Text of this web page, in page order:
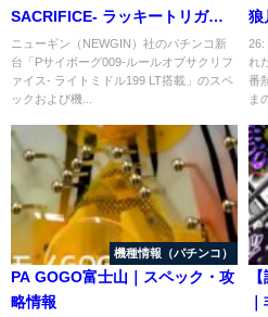
SACRIFICE- ラッキートリガー
搭載199Ver.｜スペック・攻略情
報
ニューギン（NEWGIN）社のパチンコ新
台「Pサイボーグ009-ルールオブサクリフ
ァイス- ライトミドル199 LT搭載」のスペ
ックおよび機...
狼
天
26:
れ
番
ま
機種情報（パチンコ）
PA GOGO富士山｜スペック・攻
略情報